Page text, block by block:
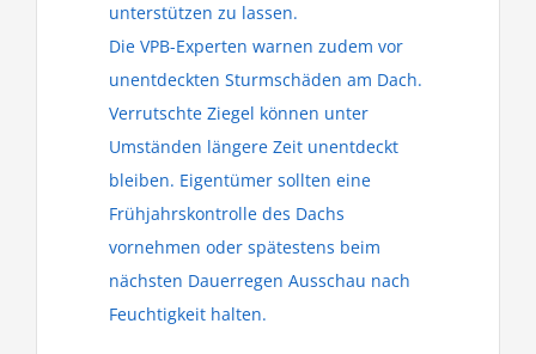
unterstützen zu lassen.
Die VPB-Experten warnen zudem vor
unentdeckten Sturmschäden am Dach.
Verrutschte Ziegel können unter
Umständen längere Zeit unentdeckt
bleiben. Eigentümer sollten eine
Frühjahrskontrolle des Dachs
vornehmen oder spätestens beim
nächsten Dauerregen Ausschau nach
Feuchtigkeit halten.